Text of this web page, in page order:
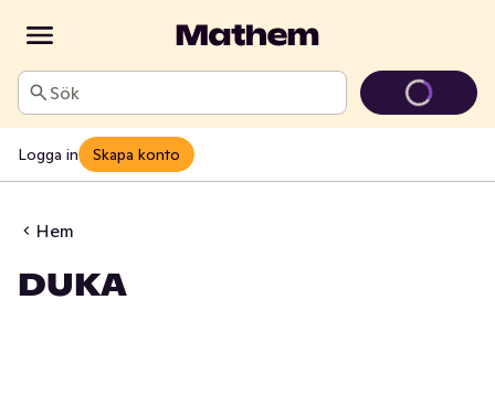
Sök
Logga in Skapa konto
Hem
DUKA